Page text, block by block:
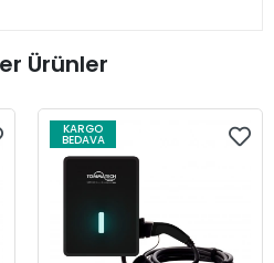
Ürünler
KARGO
BEDAVA